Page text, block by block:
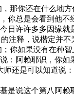
那你还在什么地
你总是会看到他不
日许许多多因缘就
注释，说楷定并不
你如果没有在种
：阿赖耶识，你如
还是可以知道说
说这个第八阿赖